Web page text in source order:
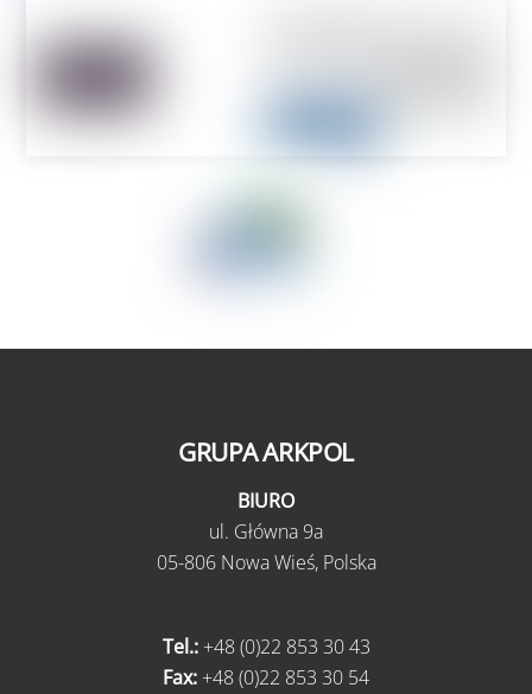
GRUPA ARKPOL
BIURO
ul. Główna 9a
05-806 Nowa Wieś, Polska
Tel.:+48 (0)22 853 30 43
Fax: +48 (0)22 853 30 54